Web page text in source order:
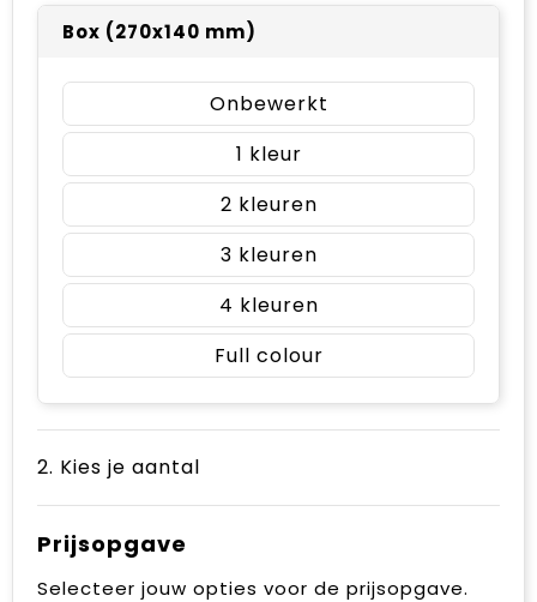
Box (270x140 mm)
Onbewerkt
1
2
3
4
Full colour
2. Kies je aantal
Prijsopgave
Selecteer jouw opties voor de prijsopgave.